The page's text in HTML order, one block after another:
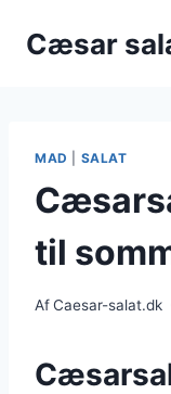
Cæsar
MAD SALAT
til
AfCaesar-salat.dk